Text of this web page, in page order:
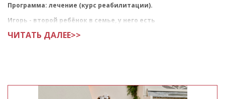
Программа: лечение (курс реабилитации).
Игорь - второй ребёнок в семье, у него есть
ЧИТАТЬ ДАЛЕЕ>>